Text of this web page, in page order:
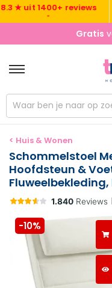
uit 1400+ reviews
Gratis
< Huis & Wonen
Schommelstoel
Hoofdsteun &
-10%